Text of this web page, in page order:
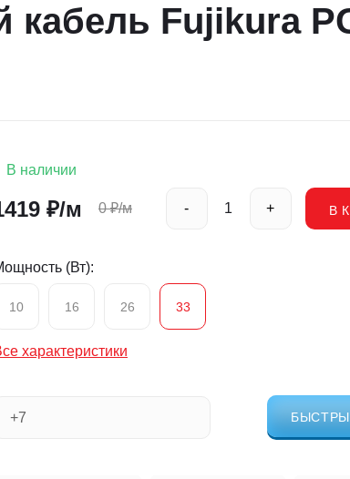
Fujikura
В наличии
₽/м 0 ₽/м - + В
(Вт):
10 16 26 33
характеристики